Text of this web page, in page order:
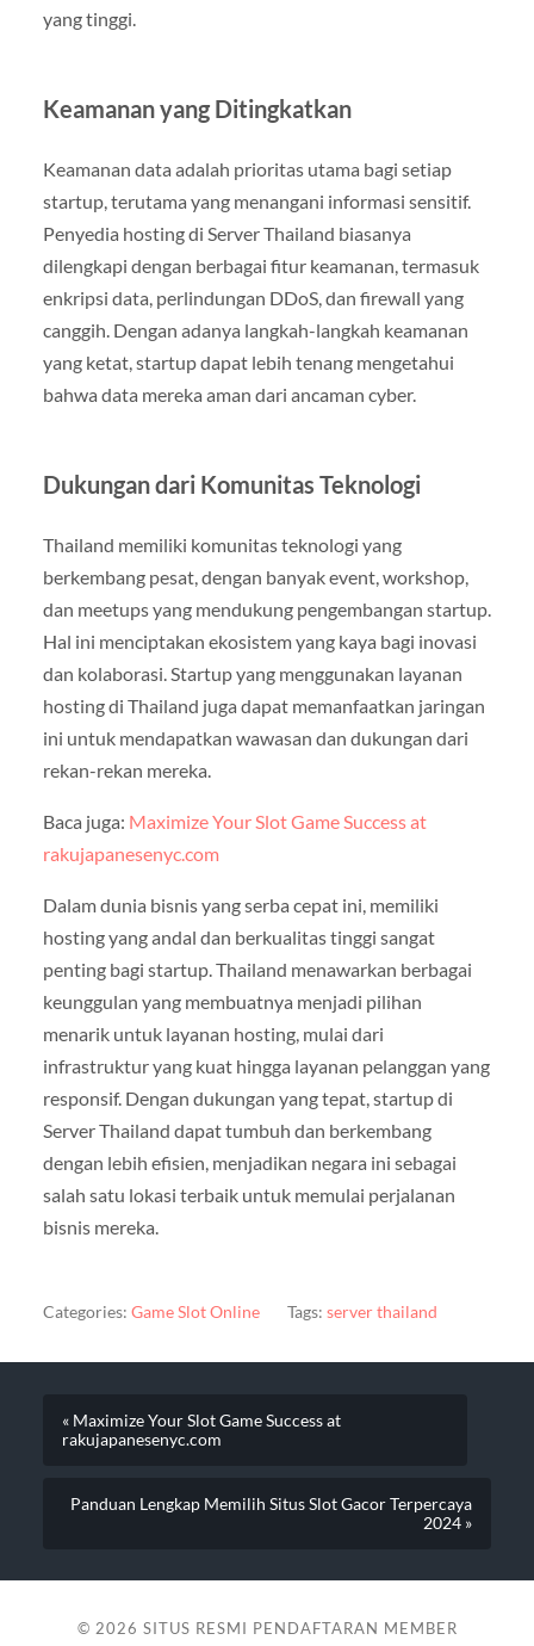
yang tinggi.
Keamanan yang Ditingkatkan
Keamanan data adalah prioritas utama bagi setiap
startup, terutama yang menangani informasi sensitif.
Penyedia hosting di Server Thailand biasanya
dilengkapi dengan berbagai fitur keamanan, termasuk
enkripsi data, perlindungan DDoS, dan firewall yang
canggih. Dengan adanya langkah-langkah keamanan
yang ketat, startup dapat lebih tenang mengetahui
bahwa data mereka aman dari ancaman cyber.
Dukungan dari Komunitas Teknologi
Thailand memiliki komunitas teknologi yang
berkembang pesat, dengan banyak event, workshop,
dan meetups yang mendukung pengembangan startup.
Hal ini menciptakan ekosistem yang kaya bagi inovasi
dan kolaborasi. Startup yang menggunakan layanan
hosting di Thailand juga dapat memanfaatkan jaringan
ini untuk mendapatkan wawasan dan dukungan dari
rekan-rekan mereka.
Baca juga: Maximize Your Slot Game Success at
rakujapanesenyc.com
Dalam dunia bisnis yang serba cepat ini, memiliki
hosting yang andal dan berkualitas tinggi sangat
penting bagi startup. Thailand menawarkan berbagai
keunggulan yang membuatnya menjadi pilihan
menarik untuk layanan hosting, mulai dari
infrastruktur yang kuat hingga layanan pelanggan yang
responsif. Dengan dukungan yang tepat, startup di
Server Thailand dapat tumbuh dan berkembang
dengan lebih efisien, menjadikan negara ini sebagai
salah satu lokasi terbaik untuk memulai perjalanan
bisnis mereka.
Categories: Game Slot Online Tags: server thailand
« Maximize Your Slot Game Success at
rakujapanesenyc.com
Panduan Lengkap Memilih Situs Slot Gacor Terpercaya
2024 »
© 2026 SITUS RESMI PENDAFTARAN MEMBER